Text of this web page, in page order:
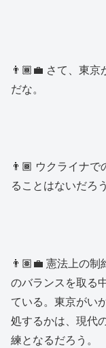
👨🏾‍💼 さて、東
だな。
👨🏾 ウクライナ
ることはないだろう
👨🏽‍💼 憲法上の
のバランスを取る
ている。東京がい
処するかは、現代
練となるだろう。